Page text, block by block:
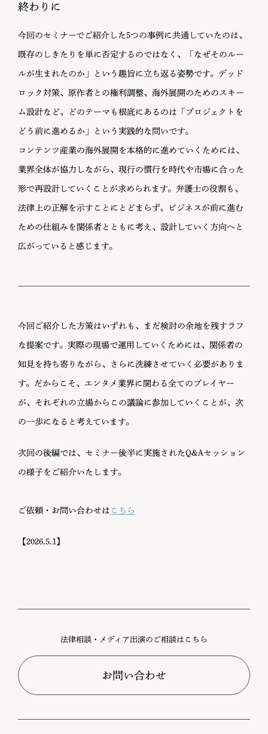
終わりに
今回のセミナーでご紹介した5つの事例に共通していたのは、
既存のしきたりを単に否定するのではなく、「なぜそのルー
ルが生まれたのか」という趣旨に立ち返る姿勢です。デッド
ロック対策、原作者との権利調整、海外展開のためのスキー
ム設計など、どのテーマも根底にあるのは「プロジェクトを
どう前に進めるか」という実践的な問いです。
コンテンツ産業の海外展開を本格的に進めていくためには、
業界全体が協力しながら、現行の慣行を時代や市場に合った
形で再設計していくことが求められます。弁護士の役割も、
法律上の正解を示すことにとどまらず、ビジネスが前に進む
ための仕組みを関係者とともに考え、設計していく方向へと
広がっていると感じます。
今回ご紹介した方策はいずれも、まだ検討の余地を残すラフ
な提案です。実際の現場で運用していくためには、関係者の
知見を持ち寄りながら、さらに洗練させていく必要がありま
す。だからこそ、エンタメ業界に関わる全てのプレイヤー
が、それぞれの立場からこの議論に参加していくことが、次
の一歩になると考えています。
次回の後編では、セミナー後半に実施されたQ&Aセッション
の様子をご紹介いたします。
ご依頼・お問い合わせは こちら
【2026.5.1】
法律相談・メディア出演のご相談はこちら
お問い合わせ